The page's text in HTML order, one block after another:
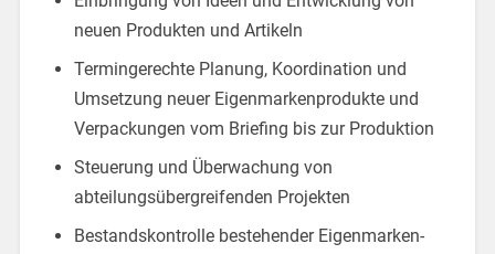
neuen Produkten und Artikeln
Termingerechte Planung, Koordination und
Umsetzung neuer Eigenmarkenprodukte und
Verpackungen vom Briefing bis zur Produktion
Steuerung und Überwachung von
abteilungsübergreifenden Projekten
Bestandskontrolle bestehender Eigenmarken-